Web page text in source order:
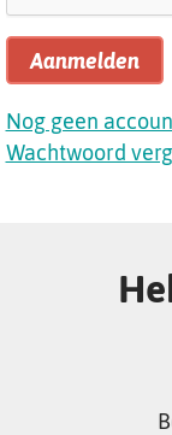
Aanmelden
Nog geen
Wachtwoord